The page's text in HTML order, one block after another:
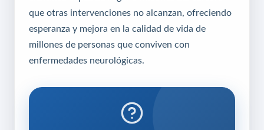
que otras intervenciones no alcanzan, ofreciendo
esperanza y mejora en la calidad de vida de
millones de personas que conviven con
enfermedades neurológicas.